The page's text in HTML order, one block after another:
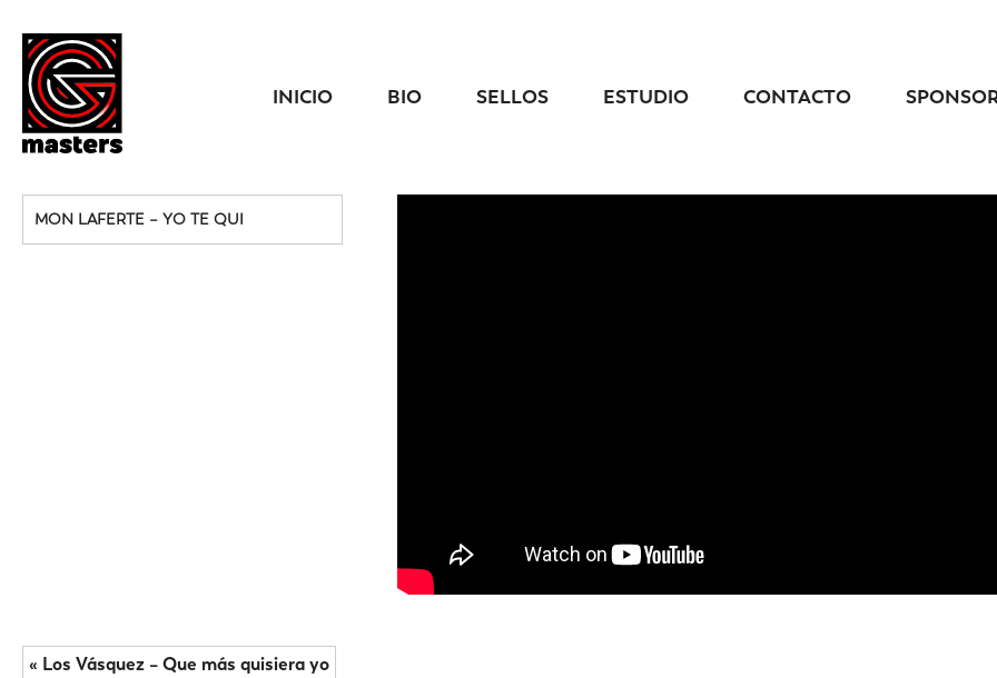
INICIO BIO SELLOS ESTUDIO CONTACTO
MON LAFERTE – YO TE QUI
« Los Vásquez – Que más quisiera yo